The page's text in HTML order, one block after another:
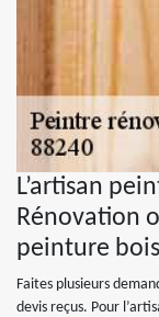
L’artisan
Rénovation
peinture
Faites plusieurs
devis reçus. Pour